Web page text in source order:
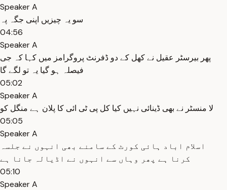
Speaker A
سو یہ چیزیں اپنی جگہ پہ
04:56
Speaker A
پھر بیرسٹر عقیل نے کھل کے دو ڈفرنٹ پروگرامز میں کہا کہ جی
فیصلہ ہو گیا یہ تو لگے گا
05:02
Speaker A
لا منسٹر نے بھی ڈینائی نہیں کیا کل پی ٹی ائی کا پلان ہے منگل کو
05:05
Speaker A
اسلام اباد ہائی کورٹ کے سامنے بھی انہوں نے جلسہ
کرنا ہے پھر وہاں سے انہوں نے اڈیالہ جانا ہے
05:10
Speaker A